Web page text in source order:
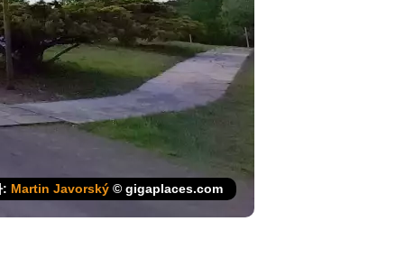
: Martin Javorský © gigaplaces.com